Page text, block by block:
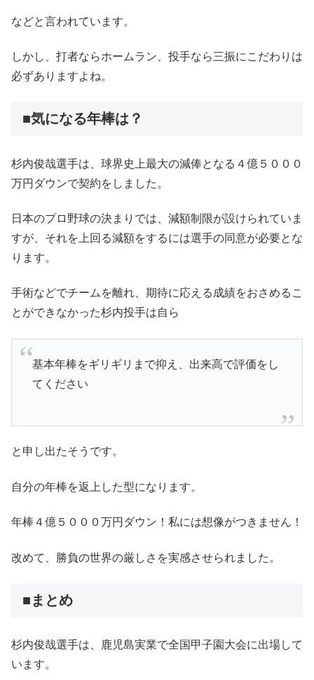
などと言われています。
しかし、打者ならホームラン、投手なら三振にこだわりは
必ずありますよね。
■気になる年棒は？
杉内俊哉選手は、球界史上最大の減俸となる４億５０００
万円ダウンで契約をしました。
日本のプロ野球の決まりでは、減額制限が設けられていま
すが、それを上回る減額をするには選手の同意が必要とな
ります。
手術などでチームを離れ、期待に応える成績をおさめるこ
とができなかった杉内投手は自ら
基本年棒をギリギリまで抑え、出来高で評価をし
てください
と申し出たそうです。
自分の年棒を返上した型になります。
年棒４億５０００万円ダウン！私には想像がつきません！
改めて、勝負の世界の厳しさを実感させられました。
■まとめ
杉内俊哉選手は、鹿児島実業で全国甲子園大会に出場して
います。